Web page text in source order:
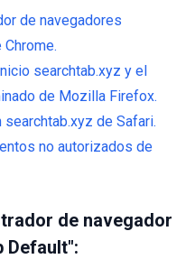
de navegadores
searchtab.xyz y el
de Mozilla Firefox.
de Safari.
no autorizados de
de navegador
Default":